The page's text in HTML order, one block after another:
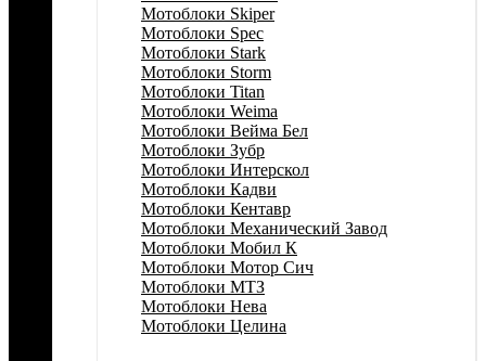
Мотоблоки Skiper
Мотоблоки Spec
Мотоблоки Stark
Мотоблоки Storm
Мотоблоки Titan
Мотоблоки Weima
Мотоблоки Вейма Бел
Мотоблоки Зубр
Мотоблоки Интерскол
Мотоблоки Кадви
Мотоблоки Кентавр
Мотоблоки Механический Завод
Мотоблоки Мобил К
Мотоблоки Мотор Сич
Мотоблоки МТЗ
Мотоблоки Нева
Мотоблоки Целина